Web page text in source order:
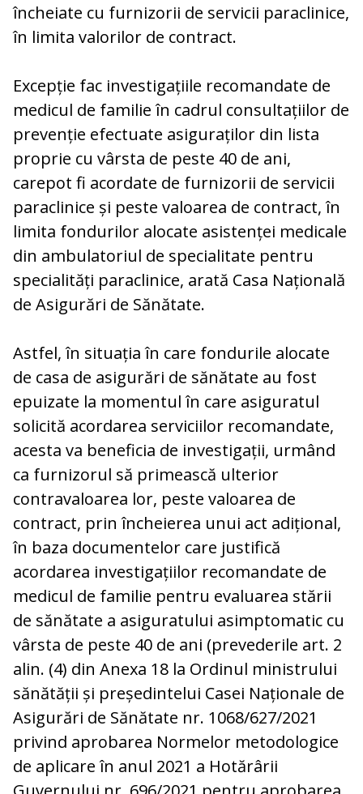
încheiate cu furnizorii de servicii paraclinice,
în limita valorilor de contract.
Excepție fac investigațiile recomandate de
medicul de familie în cadrul consultațiilor de
prevenție efectuate asiguraților din lista
proprie cu vârsta de peste 40 de ani,
carepot fi acordate de furnizorii de servicii
paraclinice și peste valoarea de contract, în
limita fondurilor alocate asistenței medicale
din ambulatoriul de specialitate pentru
specialități paraclinice, arată Casa Națională
de Asigurări de Sănătate.
Astfel, în situația în care fondurile alocate
de casa de asigurări de sănătate au fost
epuizate la momentul în care asiguratul
solicită acordarea serviciilor recomandate,
acesta va beneficia de investigații, urmând
ca furnizorul să primească ulterior
contravaloarea lor, peste valoarea de
contract, prin încheierea unui act adițional,
în baza documentelor care justifică
acordarea investigațiilor recomandate de
medicul de familie pentru evaluarea stării
de sănătate a asiguratului asimptomatic cu
vârsta de peste 40 de ani (prevederile art. 2
alin. (4) din Anexa 18 la Ordinul ministrului
sănătății și președintelui Casei Naționale de
Asigurări de Sănătate nr. 1068/627/2021
privind aprobarea Normelor metodologice
de aplicare în anul 2021 a Hotărârii